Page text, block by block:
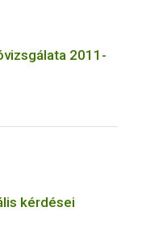
2011-
kérdései